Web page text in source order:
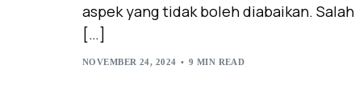
aspek yang tidak boleh diabaikan. Salah
[…]
NOVEMBER 24, 2024 9 MIN READ